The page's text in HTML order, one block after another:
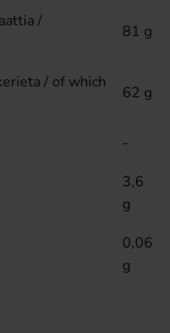
/
81 g
/ of which
62 g
-
3,6
g
0,06
g